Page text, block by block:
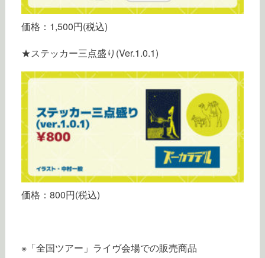
価格：1,500円(税込)
★ステッカー三点盛り(Ver.1.0.1)
価格：800円(税込)
※「全国ツアー」ライヴ会場での販売商品